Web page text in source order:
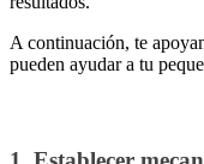
A continuación, te
pueden ayudar a tu